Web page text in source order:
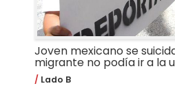
Joven mexicano se
migrante no podía ir a la
Lado B